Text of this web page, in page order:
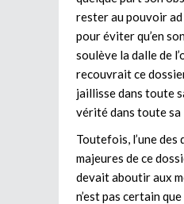
rester au pouvoir ad
pour éviter qu’en
soulève la dalle de
recouvrait ce
jaillisse dans toute
vérité dans toute sa
Toutefois, l’une
majeures de ce
devait aboutir aux
n’est pas certain